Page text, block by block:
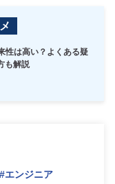
性は高い？よくある疑
も解説
#エンジニア